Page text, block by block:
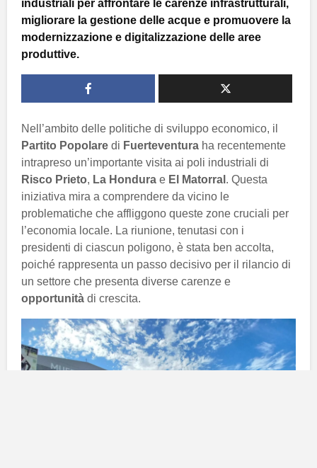
industriali per affrontare le carenze infrastrutturali,
migliorare la gestione delle acque e promuovere la
modernizzazione e digitalizzazione delle aree
produttive.
Nell’ambito delle politiche di sviluppo economico, il
Partito Popolare di Fuerteventura ha recentemente
intrapreso un’importante visita ai poli industriali di
Risco Prieto, La Hondura e El Matorral . Questa
iniziativa mira a comprendere da vicino le
problematiche che affliggono queste zone cruciali per
l’economia locale. La riunione, tenutasi con i
presidenti di ciascun poligono, è stata ben accolta,
poiché rappresenta un passo decisivo per il rilancio di
un settore che presenta diverse carenze e
opportunità di crescita.